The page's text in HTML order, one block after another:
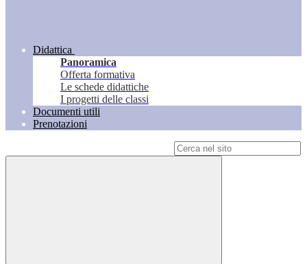
Didattica
Panoramica
Offerta formativa
Le schede didattiche
I progetti delle classi
Documenti utili
Prenotazioni